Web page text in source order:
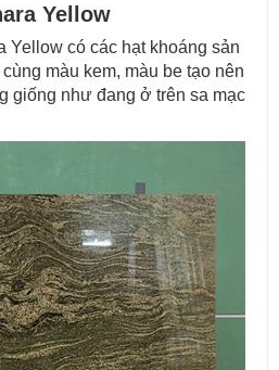
Yellow
Yellow có các hạt khoáng sản
màu kem, màu be tạo nên
giống như đang ở trên sa mạc